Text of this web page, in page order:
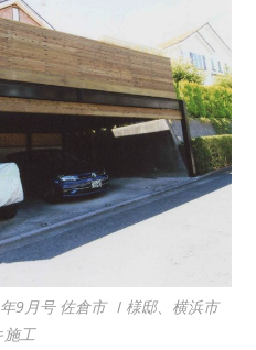
9月号 佐倉市 Ⅰ様邸、横浜市
施工